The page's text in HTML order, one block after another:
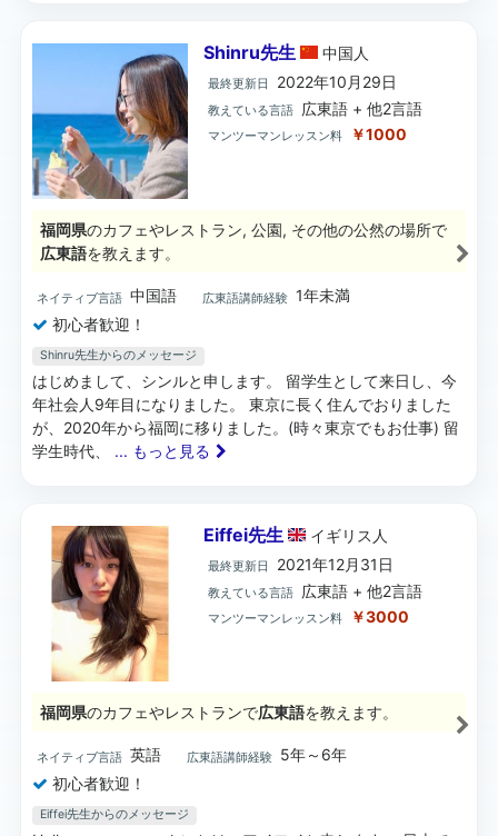
Shinru先生 中国 人
最終更新日 2022年10月29日
教えている言語 広東語 + 他2言語
マンツーマンレッスン料 ￥1000
福岡県のカフェやレストラン, 公園, その他の公然の場所で
広東語を教えます。
ネイティブ言語 中国語 広東語講師経験 1年未満
初心者歓迎！
Shinru先生からのメッセージ
はじめまして、シンルと申します。 留学生として来日し、今
年社会人9年目になりました。 東京に長く住んでおりました
が、2020年から福岡に移りました。(時々東京でもお仕事) 留
学生時代、 ... もっと見る
Eiffei先生 イギリス 人
最終更新日 2021年12月31日
教えている言語 広東語 + 他2言語
マンツーマンレッスン料 ￥3000
福岡県のカフェやレストランで広東語を教えます。
ネイティブ言語 英語 広東語講師経験
5年～6年
初心者歓迎！
Eiffei先生からのメッセージ